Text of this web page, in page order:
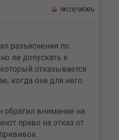
РАСПЕЧАТАТЬ
разъяснения по
ли допускать к
отказывается
когда она для него
обратил внимание на
право на отказ от